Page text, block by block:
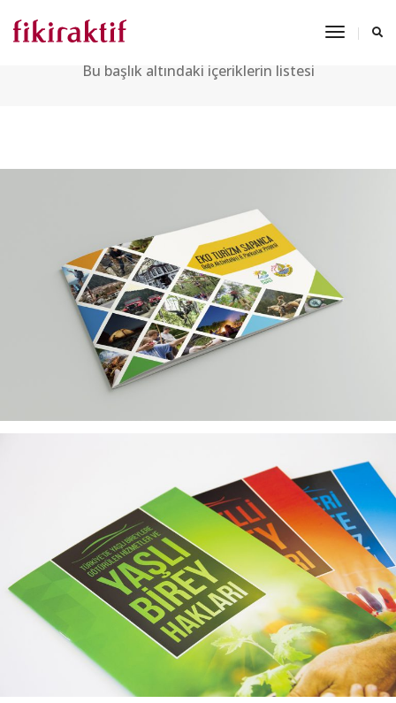
Toggle
Bu başlık altındaki içeriklerin listesi
SAPANCA BELEDIYESI BELEDIYESI KITAPÇIK TASARIMI
KOCAELI BÜYÜK ŞEHIR BELEDIYESI KITAPÇIK TASARIMLARI